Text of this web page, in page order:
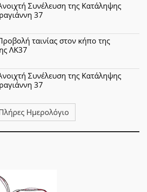
Συνέλευση της Κατάληψης
37
ταινίας στον κήπο της
ΛΚ37
Συνέλευση της Κατάληψης
37
Ημερολόγιο